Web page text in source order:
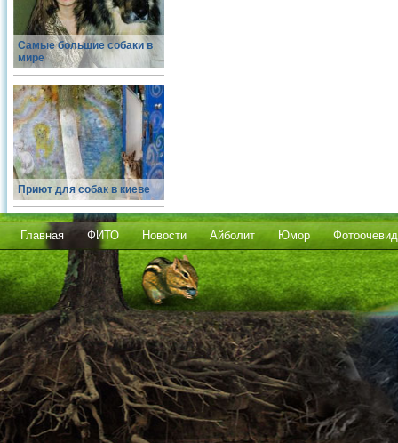
Самые большие собаки в
мире
Приют для собак в киеве
Главная ФИТО Новости Айболит Юмор